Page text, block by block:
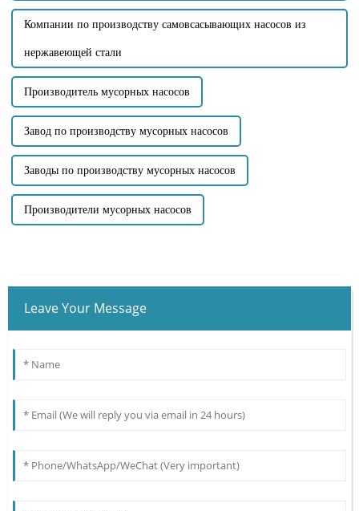
Компании по производству самовсасывающих насосов из
нержавеющей стали
Производитель мусорных насосов
Завод по производству мусорных насосов
Заводы по производству мусорных насосов
Производители мусорных насосов
Leave Your Message